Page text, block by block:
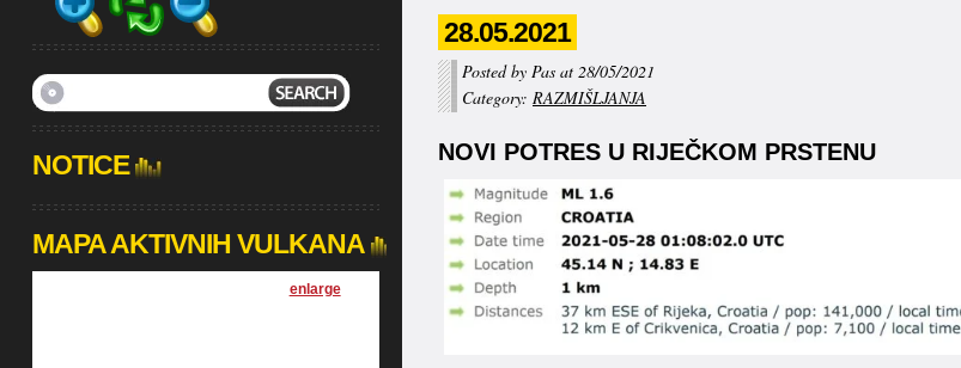
28.05.2021
Posted by Pas at 28/05/2021
Category: RAZMIŠLJANJA
NOVI POTRES U RIJEČKOM PRSTENU
NOTICE
MAPA AKTIVNIH VULKANA
enlarge]